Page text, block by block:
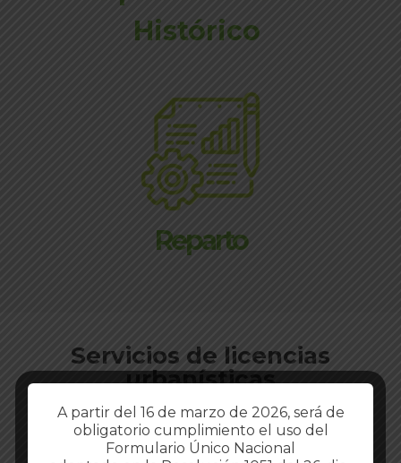
Histórico
Reparto
Servicios de licencias
urbanísticas
A partir del 16 de marzo de 2026, será de
obligatorio cumplimiento el uso del
Formulario Único Nacional